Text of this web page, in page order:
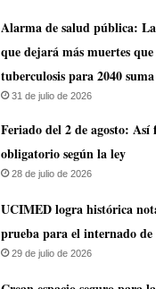
​Alarma de salud pública:
que dejará más muertes
tuberculosis para 2040
31 de julio de 2026
Feriado del 2 de agosto:
obligatorio según la ley
28 de julio de 2026
UCIMED logra histórica
prueba para el internado de
29 de julio de 2026